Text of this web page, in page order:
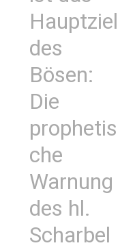
Hauptziel
des
Bösen:
Die
prophetis
che
Warnung
des hl.
Scharbel